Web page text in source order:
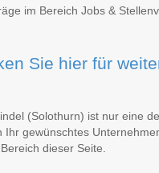
im Bereich Jobs &
Sie hier für
(Solothurn) ist nur eine
Ihr gewünschtes
dieser Seite.